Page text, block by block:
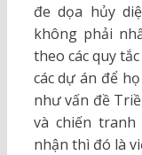
đe dọa hủy
không phải
theo các quy
các dự án để
như vấn đề
và chiến
nhận thì đó là